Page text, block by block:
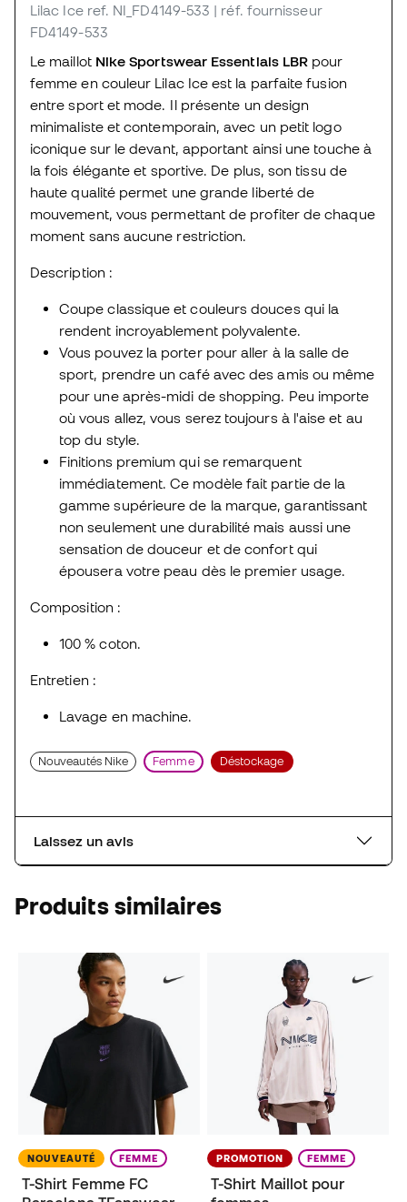
Lilac Ice ref. NI_FD4149-533 | réf. fournisseur
FD4149-533
Le maillot Nike Sportswear Essentials LBR pour
femme en couleur Lilac Ice est la parfaite fusion
entre sport et mode. Il présente un design
minimaliste et contemporain, avec un petit logo
iconique sur le devant, apportant ainsi une touche à
la fois élégante et sportive. De plus, son tissu de
haute qualité permet une grande liberté de
mouvement, vous permettant de profiter de chaque
moment sans aucune restriction.
Description :
Coupe classique et couleurs douces qui la
rendent incroyablement polyvalente.
Vous pouvez la porter pour aller à la salle de
sport, prendre un café avec des amis ou même
pour une après-midi de shopping. Peu importe
où vous allez, vous serez toujours à l'aise et au
top du style.
Finitions premium qui se remarquent
immédiatement. Ce modèle fait partie de la
gamme supérieure de la marque, garantissant
non seulement une durabilité mais aussi une
sensation de douceur et de confort qui
épousera votre peau dès le premier usage.
Composition :
100 % coton.
Entretien :
Lavage en machine.
Nouveautés Nike Femme Déstockage
Laissez un avis
Produits similaires
NOUVEAUTÉ FEMME
T-Shirt Femme FC
PROMOTION FEMME
T-Shirt Maillot pour